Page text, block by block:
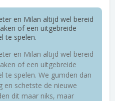
en Milan altijd wel bereid
of een uitgebreide
te spelen.
en Milan altijd wel bereid
of een uitgebreide
te spelen. We gumden dan
en schetste de nieuwe
dit maar niks, maar